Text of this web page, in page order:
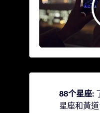
88个星座:
星座和黃